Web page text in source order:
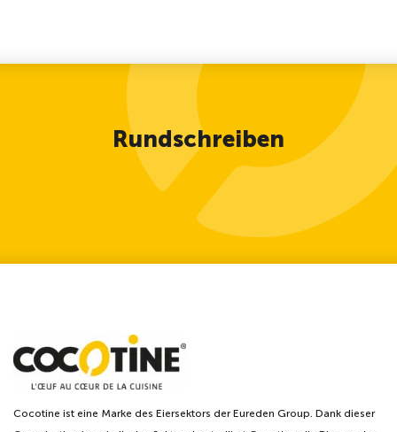
Rundschreiben
Cocotine ist eine Marke des Eiersektors der Eureden Group. Dank dieser